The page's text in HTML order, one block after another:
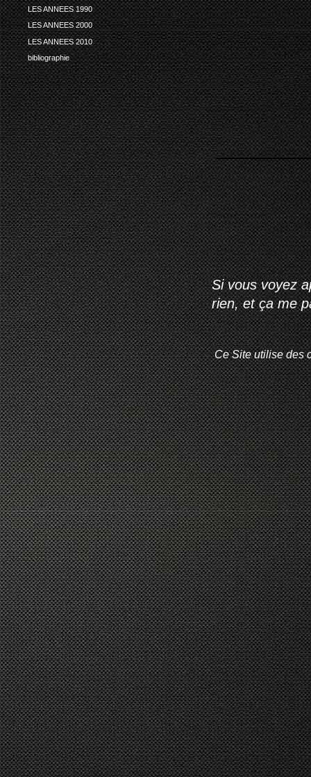
LES ANNEES 1990
LES ANNEES 2000
LES ANNEES 2010
bibliographie
Si vous voyez
rien, et ça me
Ce Site utilise des